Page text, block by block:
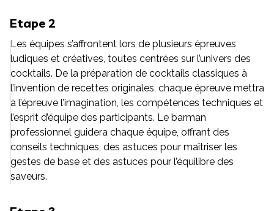
Etape 2
Les équipes s’affrontent lors de plusieurs épreuves
ludiques et créatives, toutes centrées sur l’univers des
cocktails. De la préparation de cocktails classiques à
l’invention de recettes originales, chaque épreuve mettra
à l’épreuve l’imagination, les compétences techniques et
l’esprit d’équipe des participants. Le barman
professionnel guidera chaque équipe, offrant des
conseils techniques, des astuces pour maîtriser les
gestes de base et des astuces pour l’équilibre des
saveurs.